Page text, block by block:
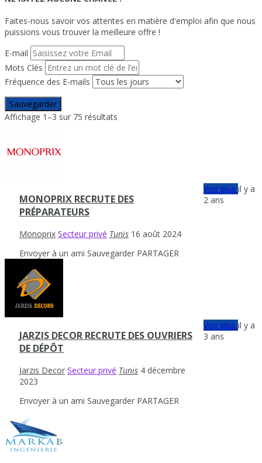
Faites-nous savoir vos attentes en matière d'emploi afin que nous
puissions vous trouver la meilleure offre !
E-mail
Mots Clés
Fréquence des E-mails
Sauvegarder
Affichage 1–3 sur 75 résultats
MONOPRIX RECRUTE DES
PRÉPARATEURS
Monoprix Secteur privé Tunis 16 août 2024
Envoyer à un ami Sauvegarder PARTAGER
Voir plusil y a
2 ans
JARZIS DECOR RECRUTE DES OUVRIERS
DE DÉPÔT
Jarzis Decor Secteur privé Tunis 4 décembre
2023
Envoyer à un ami Sauvegarder PARTAGER
Voir plusil y a
3 ans